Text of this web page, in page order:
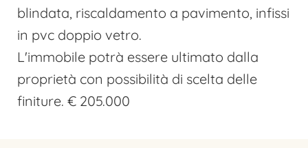
blindata, riscaldamento a pavimento, infissi
in pvc doppio vetro.
L'immobile potrà essere ultimato dalla
proprietà con possibilità di scelta delle
finiture. € 205.000